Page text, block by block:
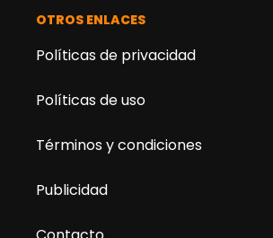
OTROS ENLACES
Políticas de privacidad
Políticas de uso
Términos y condiciones
Publicidad